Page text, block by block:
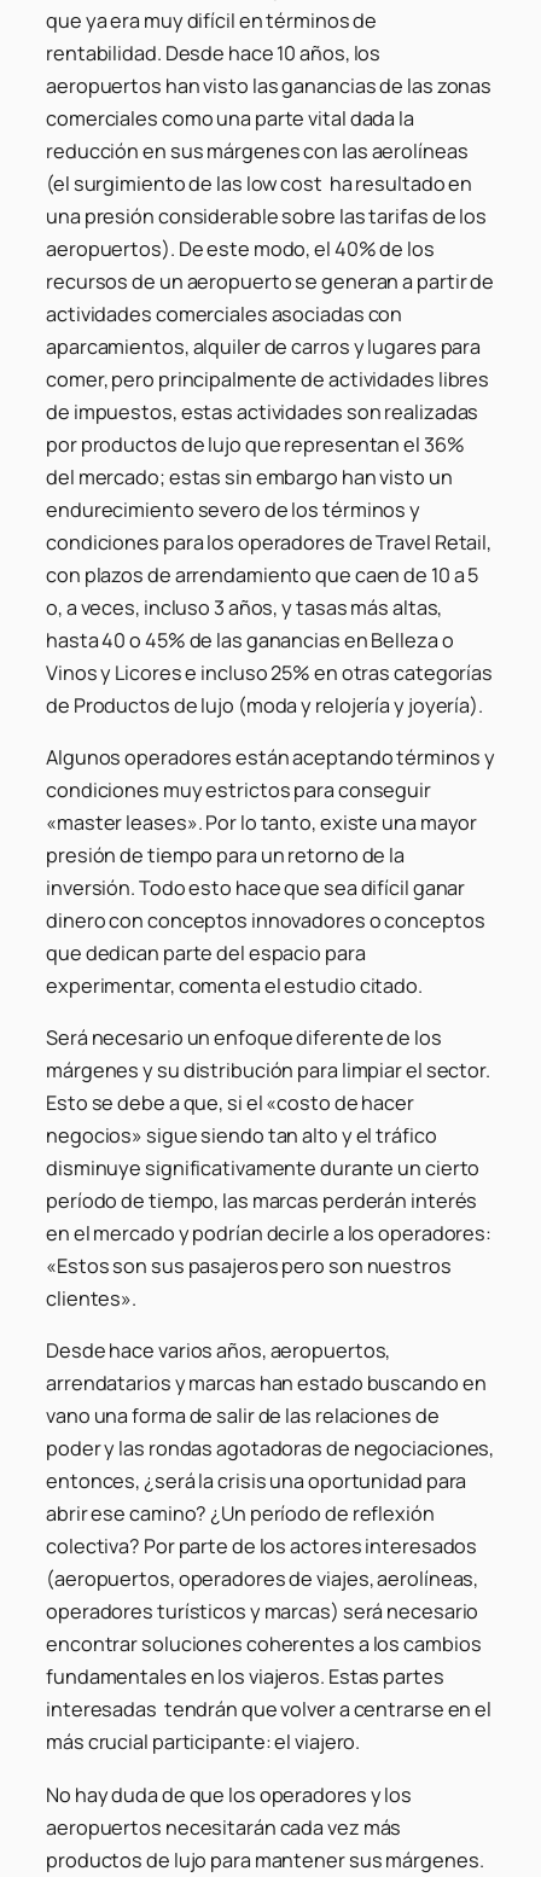
que ya era muy difícil en términos de
rentabilidad. Desde hace 10 años, los
aeropuertos han visto las ganancias de las zonas
comerciales como una parte vital dada la
reducción en sus márgenes con las aerolíneas
(el surgimiento de las low cost ha resultado en
una presión considerable sobre las tarifas de los
aeropuertos). De este modo, el 40% de los
recursos de un aeropuerto se generan a partir de
actividades comerciales asociadas con
aparcamientos, alquiler de carros y lugares para
comer, pero principalmente de actividades libres
de impuestos, estas actividades son realizadas
por productos de lujo que representan el 36%
del mercado; estas sin embargo han visto un
endurecimiento severo de los términos y
condiciones para los operadores de Travel Retail,
con plazos de arrendamiento que caen de 10 a 5
o, a veces, incluso 3 años, y tasas más altas,
hasta 40 o 45% de las ganancias en Belleza o
Vinos y Licores e incluso 25% en otras categorías
de Productos de lujo (moda y relojería y joyería).
Algunos operadores están aceptando términos y
condiciones muy estrictos para conseguir
«master leases». Por lo tanto, existe una mayor
presión de tiempo para un retorno de la
inversión. Todo esto hace que sea difícil ganar
dinero con conceptos innovadores o conceptos
que dedican parte del espacio para
experimentar, comenta el estudio citado.
Será necesario un enfoque diferente de los
márgenes y su distribución para limpiar el sector.
Esto se debe a que, si el «costo de hacer
negocios» sigue siendo tan alto y el tráfico
disminuye significativamente durante un cierto
período de tiempo, las marcas perderán interés
en el mercado y podrían decirle a los operadores:
«Estos son sus pasajeros pero son nuestros
clientes».
Desde hace varios años, aeropuertos,
arrendatarios y marcas han estado buscando en
vano una forma de salir de las relaciones de
poder y las rondas agotadoras de negociaciones,
entonces, ¿será la crisis una oportunidad para
abrir ese camino? ¿Un período de reflexión
colectiva? Por parte de los actores interesados ​​
(aeropuertos, operadores de viajes, aerolíneas,
operadores turísticos y marcas) será necesario
encontrar soluciones coherentes a los cambios
fundamentales en los viajeros. Estas partes
interesadas tendrán que volver a centrarse en el
más crucial participante: el viajero.
No hay duda de que los operadores y los
aeropuertos necesitarán cada vez más
productos de lujo para mantener sus márgenes.